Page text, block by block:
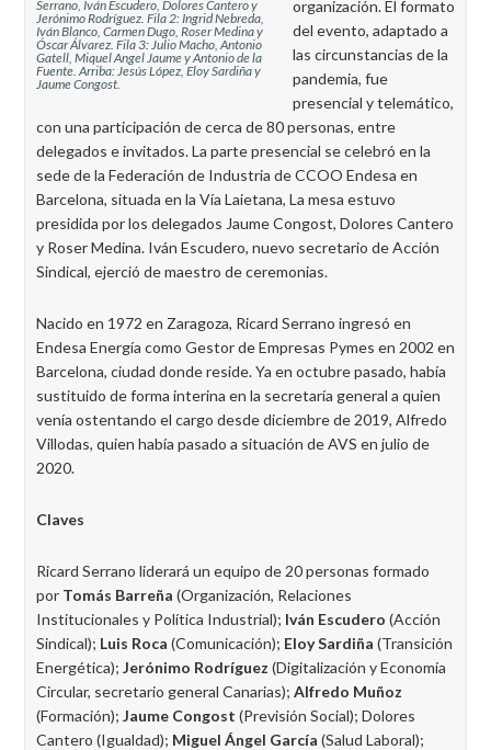
Serrano, Iván Escudero, Dolores Cantero y
Jerónimo Rodríguez. Fila 2: Ingrid Nebreda,
Iván Blanco, Carmen Dugo, Roser Medina y
Óscar Álvarez. Fila 3: Julio Macho, Antonio
Gatell, Miquel Angel Jaume y Antonio de la
Fuente. Arriba: Jesús López, Eloy Sardiña y
Jaume Congost.
organización. El formato
del evento, adaptado a
las circunstancias de la
pandemia, fue
presencial y telemático,
con una participación de cerca de 80 personas, entre
delegados e invitados. La parte presencial se celebró en la
sede de la Federación de Industria de CCOO Endesa en
Barcelona, situada en la Vía Laietana, La mesa estuvo
presidida por los delegados Jaume Congost, Dolores Cantero
y Roser Medina. Iván Escudero, nuevo secretario de Acción
Sindical, ejerció de maestro de ceremonias.
Nacido en 1972 en Zaragoza, Ricard Serrano ingresó en
Endesa Energía como Gestor de Empresas Pymes en 2002 en
Barcelona, ciudad donde reside. Ya en octubre pasado, había
sustituido de forma interina en la secretaría general a quien
venía ostentando el cargo desde diciembre de 2019, Alfredo
Villodas, quien había pasado a situación de AVS en julio de
2020.
Claves
Ricard Serrano liderará un equipo de 20 personas formado
por Tomás Barreña (Organización, Relaciones
Institucionales y Política Industrial); Iván Escudero (Acción
Sindical); Luis Roca (Comunicación); Eloy Sardiña (Transición
Energética); Jerónimo Rodríguez (Digitalización y Economía
Circular, secretario general Canarias); Alfredo Muñoz
(Formación); Jaume Congost (Previsión Social); Dolores
Cantero (Igualdad); Miguel Ángel García (Salud Laboral);